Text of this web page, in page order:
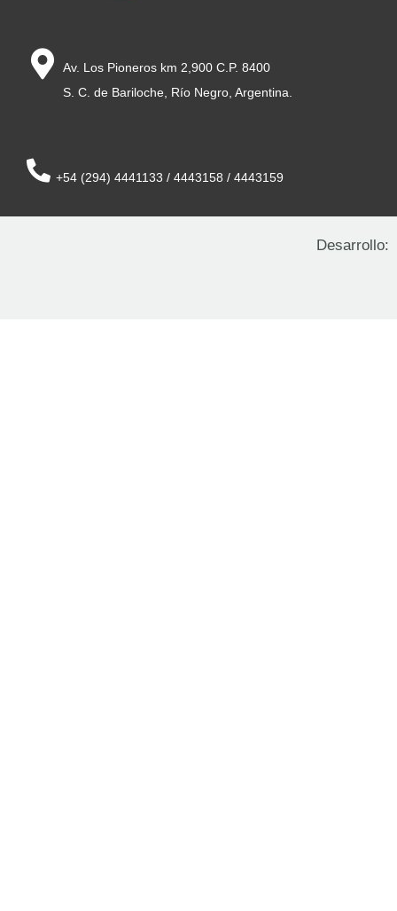
Av. Los Pioneros km 2,900 C.P. 8400
S. C. de Bariloche, Río Negro, Argentina.
+54 (294) 4441133 / 4443158 / 4443159
Desarrollo: